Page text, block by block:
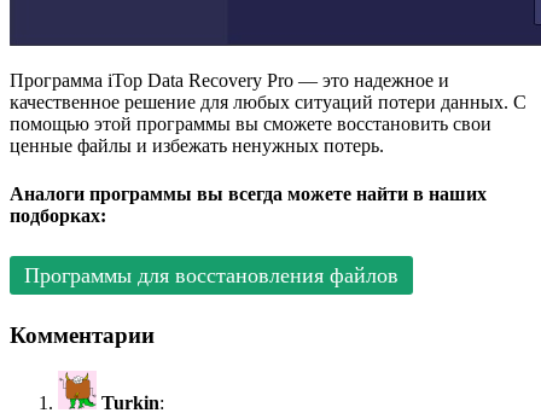
Программа iTop Data Recovery Pro — это надежное и
качественное решение для любых ситуаций потери данных. С
помощью этой программы вы сможете восстановить свои
ценные файлы и избежать ненужных потерь.
Аналоги программы вы всегда можете найти в наших
подборках:
Программы для восстановления файлов
Комментарии
Turkin: